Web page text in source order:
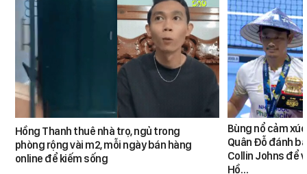
Hồng Thanh thuê nhà trọ, ngủ trong
phòng rộng vài m2, mỗi ngày bán hàng
online để kiếm sống
Bùng nổ cảm
Quân Đỗ đánh
Collin Johns để
Hồ…